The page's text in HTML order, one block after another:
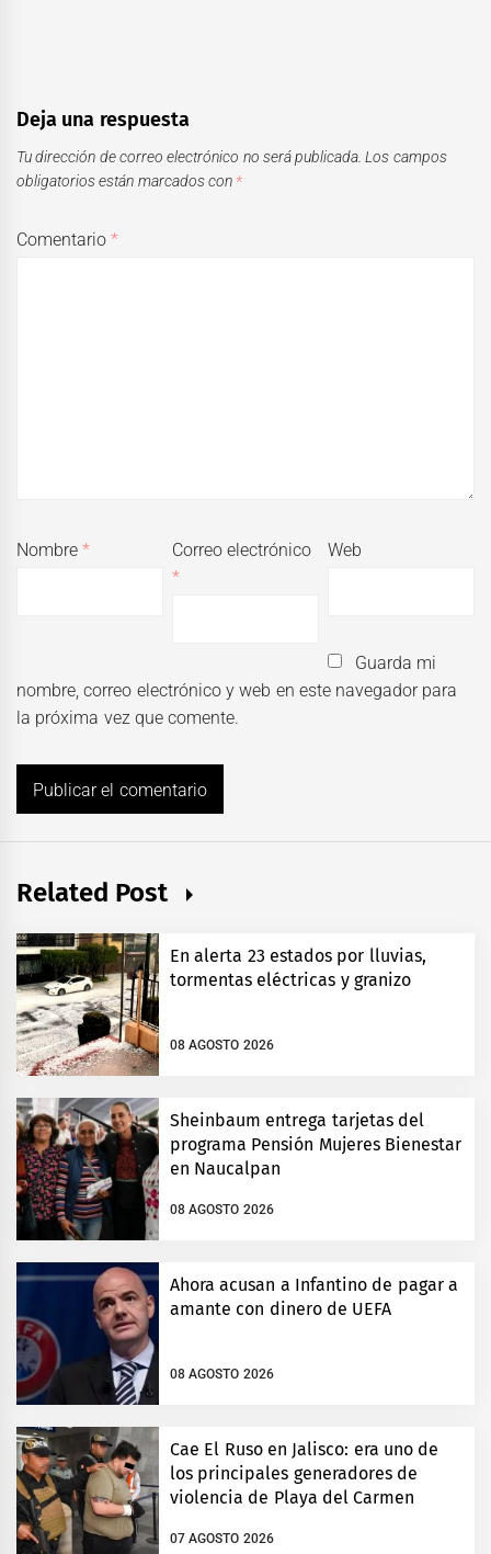
Deja una respuesta
Tu dirección de correo electrónico no será publicada. Los campos
obligatorios están marcados con *
Comentario*
Nombre*
Correo electrónico
*
Web
Guarda mi
nombre, correo electrónico y web en este navegador para
la próxima vez que comente.
Related Post
En alerta 23 estados por lluvias,
tormentas eléctricas y granizo
08 AGOSTO 2026
Sheinbaum entrega tarjetas del
programa Pensión Mujeres Bienestar
en Naucalpan
08 AGOSTO 2026
Ahora acusan a Infantino de pagar a
amante con dinero de UEFA
08 AGOSTO 2026
Cae El Ruso en Jalisco: era uno de
los principales generadores de
violencia de Playa del Carmen
07 AGOSTO 2026